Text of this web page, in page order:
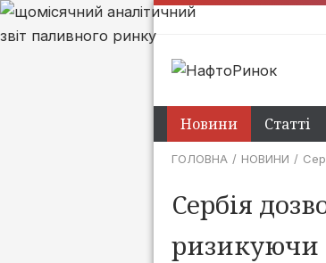
Новини Статті
ГОЛОВНА НОВИНИ
Сербія
ризикуючи